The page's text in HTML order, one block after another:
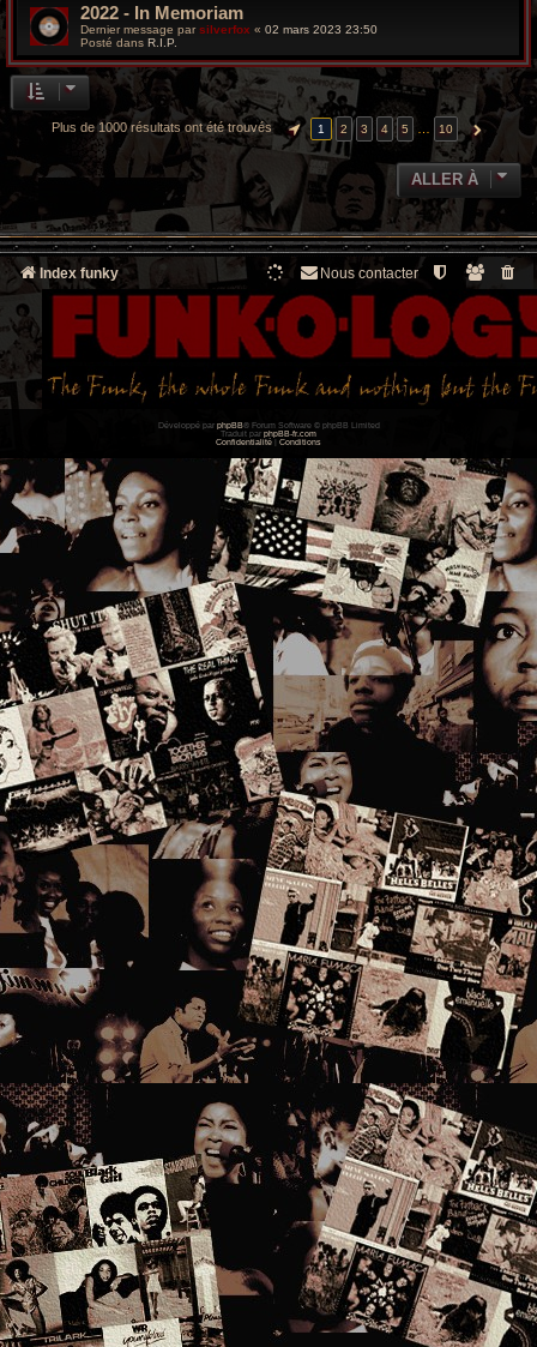
2022 - In Memoriam
Dernier message parsilverfox « 02 mars 2023 23:50
Posté dans R.I.P.
Plus de 1000 résultats ont été trouvés PAGE SUR10
1 2 3 4 5 … 10 SUIVANTE
ALLER À
Index funky Nous contacter
Développé par phpBB® Forum Software © phpBB Limited
Traduit par phpBB-fr.com
Confidentialité
Conditions